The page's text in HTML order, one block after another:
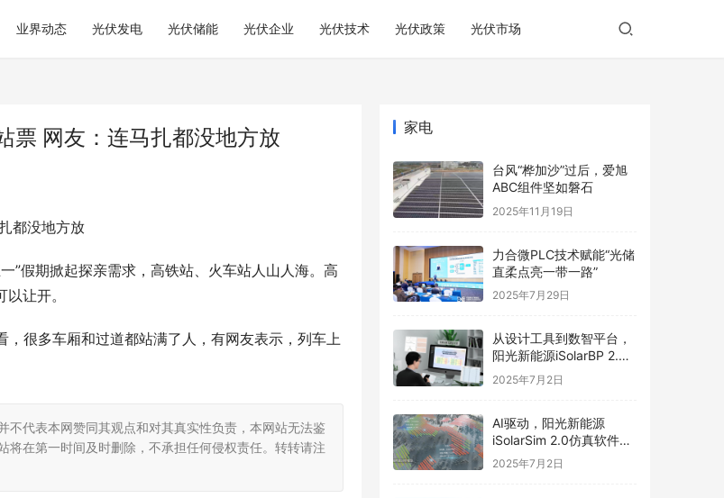
业界动态 光伏发电 光伏储能 光伏企业 光伏技术 光伏政策 光伏市场
票 网友：连马扎都没地方放
都没地方放
”假期掀起探亲需求，高铁站、火车站人山人海。高
让开。
很多车厢和过道都站满了人，有网友表示，列车上
代表本网赞同其观点和对其真实性负责，本网站无法鉴
在第一时间及时删除，不承担任何侵权责任。转转请注
家电
台风“桦加沙”过后，爱旭
ABC组件坚如磐石
2025年11月19日
力合微PLC技术赋能“光储
直柔点亮一带一路”
2025年7月29日
从设计工具到数智平台，
阳光新能源iSolarBP 2.0
重塑分布式电站设计范
2025年7月2日
AI驱动，阳光新能源
iSolarSim 2.0仿真软件引
领光伏智能评估新时代！
2025年7月2日